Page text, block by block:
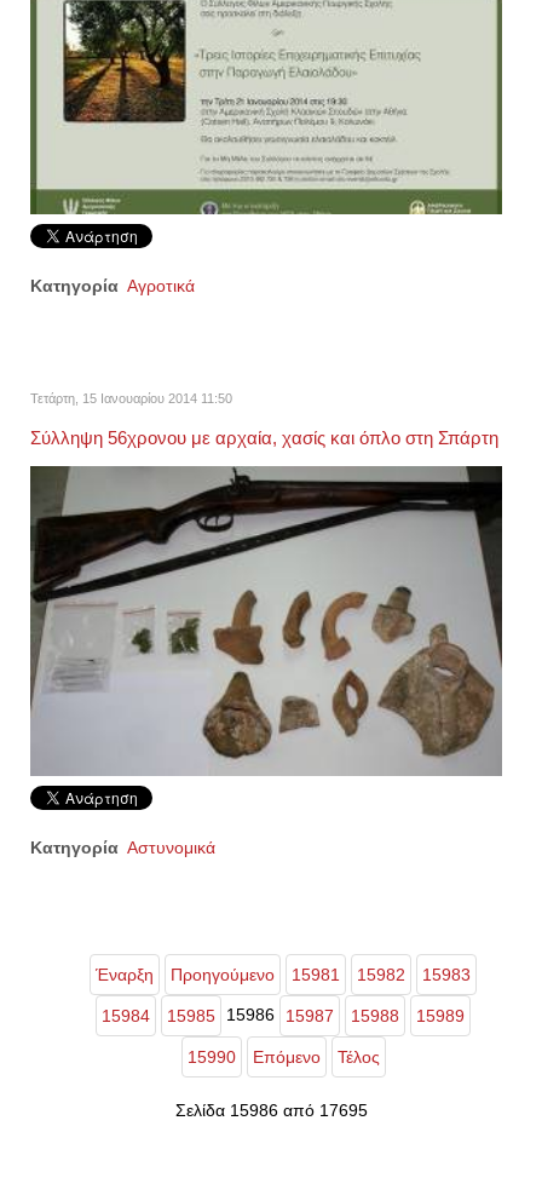
Κατηγορία Αγροτικά
Τετάρτη, 15 Ιανουαρίου 2014 11:50
Σύλληψη 56χρονου με αρχαία, χασίς και όπλο στη Σπάρτη
Κατηγορία Αστυνομικά
Έναρξη Προηγούμενο 15981 15982 15983
15984 15985 15986 15987 15988 15989
15990 Επόμενο Τέλος
Σελίδα 15986 από 17695